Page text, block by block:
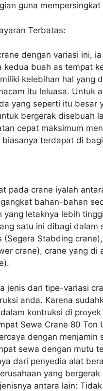
guna
Terbatas:
dengan variasi ini,
kedua buah as tempat
kelebihan hal yang
itu leluasa. Untuk
yang seperti itu besar
bergerak disebuah
cepat maksimum
biasanya terdapat di
pada crane iyalah
bahan-bahan
yang letaknya lebih
satu ini dibagi
(Segera Stabding
crane), crane yang di
jenis dari tipe-variasi
anda. Karena
kontruksi di
Sewa Crane 80
dengan menjamin
sewa dengan mutu
dari penyedia alat
yang
antara lain: